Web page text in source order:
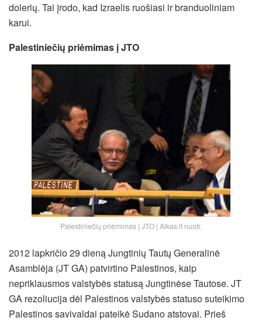
dolerių. Tai įrodo, kad Izraelis ruošiasi ir branduoliniam
karui.
Palestiniečių priėmimas į JTO
Palestiniečių priėmimas į JTO | Alkas.lt nuotr.
2012 lapkričio 29 dieną Jungtinių Tautų Generalinė
Asamblėja (JT GA) patvirtino Palestinos, kaip
nepriklausmos valstybės statusą Jungtinėse Tautose. JT
GA rezoliucija dėl Palestinos valstybės statuso suteikimo
Palestinos savivaldai pateikė Sudano atstovai. Prieš